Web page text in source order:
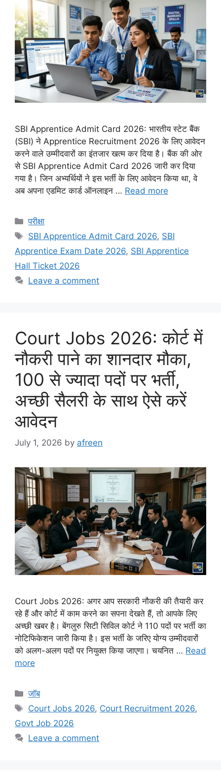
SBI Apprentice Admit Card 2026: भारतीय स्टेट बैंक
(SBI) ने Apprentice Recruitment 2026 के लिए आवेदन
करने वाले उम्मीदवारों का इंतजार खत्म कर दिया है। बैंक की ओर
से SBI Apprentice Admit Card 2026 जारी कर दिया
गया है। जिन अभ्यर्थियों ने इस भर्ती के लिए आवेदन किया था, वे
अब अपना एडमिट कार्ड ऑनलाइन … Read more
Categories
परीक्षा
Tags
SBI Apprentice Admit Card 2026, SBI
Apprentice Exam Date 2026, SBI Apprentice
Hall Ticket 2026
Leave a comment
Court Jobs 2026: कोर्ट में
नौकरी पाने का शानदार मौका,
100 से ज्यादा पदों पर भर्ती,
अच्छी सैलरी के साथ ऐसे करें
आवेदन
July 1, 2026 by afreen
Court Jobs 2026: अगर आप सरकारी नौकरी की तैयारी कर
रहे हैं और कोर्ट में काम करने का सपना देखते हैं, तो आपके लिए
अच्छी खबर है। बेंगलुरु सिटी सिविल कोर्ट ने 110 पदों पर भर्ती का
नोटिफिकेशन जारी किया है। इस भर्ती के जरिए योग्य उम्मीदवारों
को अलग-अलग पदों पर नियुक्त किया जाएगा। चयनित … Read
more
Categories
जॉब
Tags
Court Jobs 2026, Court Recruitment 2026,
Govt Job 2026
Leave a comment